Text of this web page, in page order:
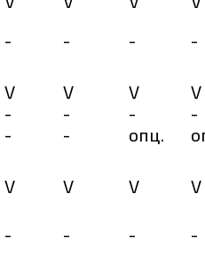
- - -
-
V V V
V
- - -
-
- - опц.
V V V
V
- - -
-